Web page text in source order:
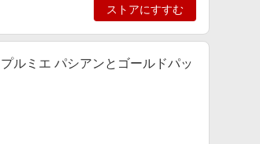
ストアにすすむ
ルミエ パシアンとゴールドパッ